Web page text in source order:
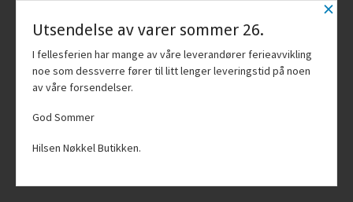
Vår nettbutikk bruker cookies slik at du
får en bedre kjøpsopplevelse og vi kan
yte deg bedre service. Vi bruker cookies
hovedsaklig til å lagre
innloggingsdetaljer og huske hva du
Powered by
×
Utsendelse av varer sommer 26.
I fellesferien har mange av våre leverandører ferieavvikling
noe som dessverre fører til litt lenger leveringstid på noen
av våre forsendelser.
God Sommer
Hilsen Nøkkel Butikken.